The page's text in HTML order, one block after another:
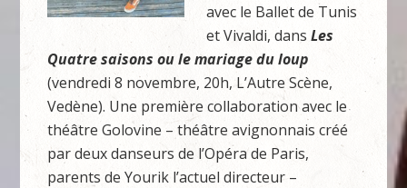
avec le Ballet de Tunis
et Vivaldi, dansLes
Quatre saisons ou le mariage du loup
(vendredi 8 novembre, 20h, L’Autre Scène,
Vedène). Une première collaboration avec le
théâtre Golovine – théâtre avignonnais créé
par deux danseurs de l’Opéra de Paris,
parents de Yourik l’actuel directeur –